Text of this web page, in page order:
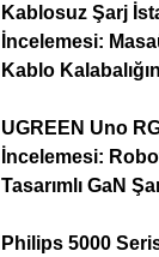
Kablosuz Şarj
İncelemesi:
Kablo
UGREEN Uno
İncelemesi:
Tasarımlı GaN
Philips 5000